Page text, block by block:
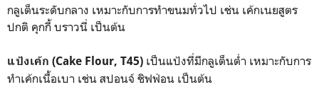
กลูเต็นระดับกลาง เหมาะกับการทำขนมทั่วไป เช่น เค้กเนยสูตร
ปกติ คุกกี้ บราวนี่ เป็นต้น
แป้งเค้ก (Cake Flour, T45) เป็นแป้งที่มีกลูเต็นต่ำ เหมาะกับการ
ทำเค้กเนื้อเบา เช่น สปอนจ์ ชิฟฟ่อน เป็นต้น